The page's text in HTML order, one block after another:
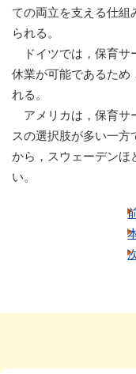
ての両立を支える仕組
られる。
ドイツでは，保育
休業が可能であるため
れる。
アメリカは，保育サ
スの選択肢が多い一方
から，スウェーデンほ
い。